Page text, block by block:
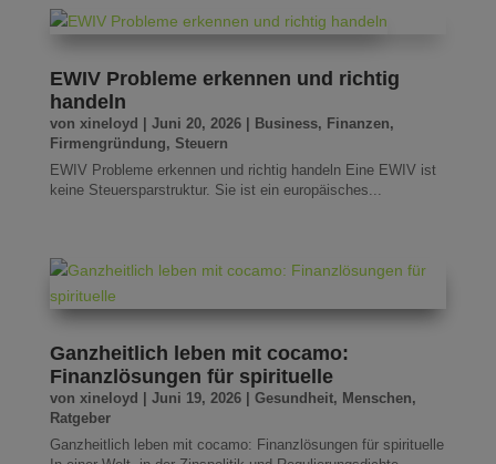
EWIV Probleme erkennen und richtig
handeln
von xineloyd Juni 20, 2026| Business, Finanzen,
Firmengründung, Steuern
EWIV Probleme erkennen und richtig handeln Eine EWIV ist
keine Steuersparstruktur. Sie ist ein europäisches...
Ganzheitlich leben mit cocamo:
Finanzlösungen für spirituelle
von xineloyd Juni 19, 2026| Gesundheit, Menschen,
Ratgeber
Ganzheitlich leben mit cocamo: Finanzlösungen für spirituelle